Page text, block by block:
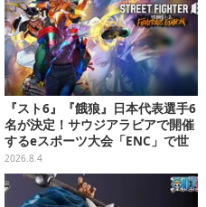
『スト6』『餓狼』日本代表選手6
名が決定！サウジアラビアで開催
するeスポーツ大会「ENC」で世
界に挑む
2026.8.4